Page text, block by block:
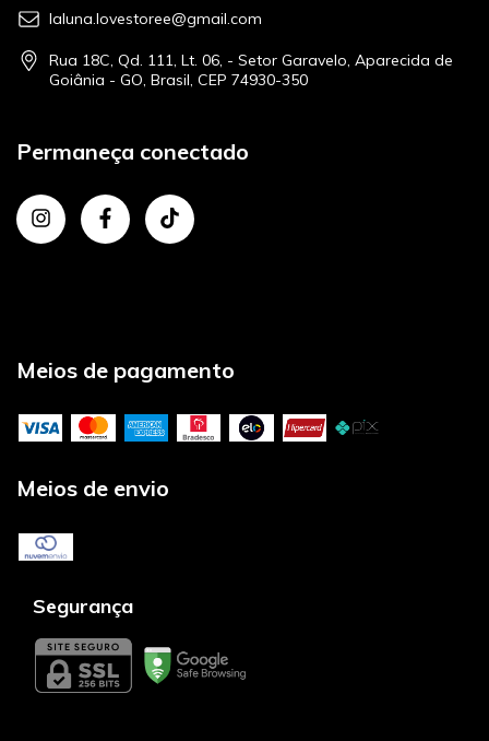
laluna.lovestoree@gmail.com
Rua 18C, Qd. 111, Lt. 06, - Setor Garavelo, Aparecida de
Goiânia - GO, Brasil, CEP 74930-350
Permaneça conectado
Meios de pagamento
Meios de envio
Segurança